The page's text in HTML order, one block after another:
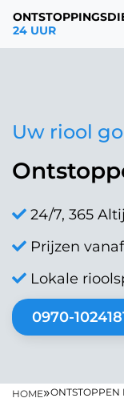
24 UUR
Uw riool
24/7, 365
Prijzen
Lokale
0970-
HOME»ONTSTOPPEN